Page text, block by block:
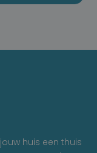
huis een thuis